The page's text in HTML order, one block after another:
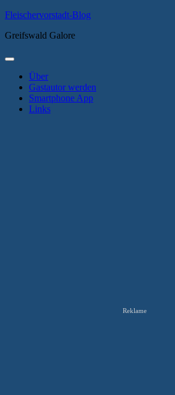
Zum
springen
Fleischervorstadt-Blog
Greifswald Galore
Primäres
Über
Gastautor werden
Smartphone App
Links
Reklame